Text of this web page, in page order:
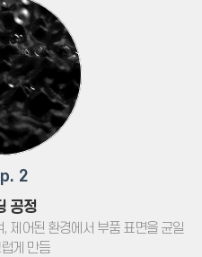
2
공정
제어된 환경에서 부품 표면을 균일
게 만듬